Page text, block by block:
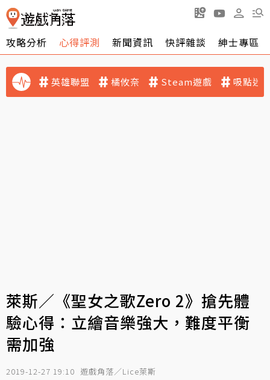
攻略分析 心得評測 新聞資訊 快評雜談 紳士專區
英雄聯盟 橘攸奈 Steam遊戲 吸點迷
萊斯／《聖女之歌Zero 2》搶先體
驗心得：立繪音樂強大，難度平衡
需加強
2019-12-27 19:10 遊戲角落／Lice萊斯